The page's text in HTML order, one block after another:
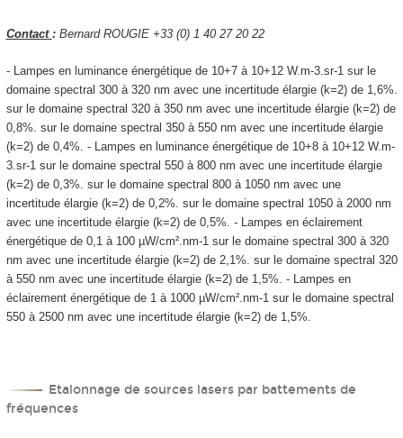
Contact :Bernard ROUGIE +33 (0) 1 40 27 20 22
- Lampes en luminance énergétique de 10+7à 10+12W.m-3.sr-1 sur le
domaine spectral 300 à 320 nm avec une incertitude élargie (k=2) de 1,6%.
sur le domaine spectral 320 à 350 nm avec une incertitude élargie (k=2) de
0,8%. sur le domaine spectral 350 à 550 nm avec une incertitude élargie
(k=2) de 0,4%. - Lampes en luminance énergétique de 10+8à 10+12W.m-
3.sr-1 sur le domaine spectral 550 à 800 nm avec une incertitude élargie
(k=2) de 0,3%. sur le domaine spectral 800 à 1050 nm avec une
incertitude élargie (k=2) de 0,2%. sur le domaine spectral 1050 à 2000 nm
avec une incertitude élargie (k=2) de 0,5%. - Lampes en éclairement
énergétique de 0,1 à 100 µW/cm².nm-1 sur le domaine spectral 300 à 320
nm avec une incertitude élargie (k=2) de 2,1%. sur le domaine spectral 320
à 550 nm avec une incertitude élargie (k=2) de 1,5%. - Lampes en
éclairement énergétique de 1 à 1000 µW/cm².nm-1 sur le domaine spectral
550 à 2500 nm avec une incertitude élargie (k=2) de 1,5%.
Etalonnage de sources lasers par battements de
fréquences